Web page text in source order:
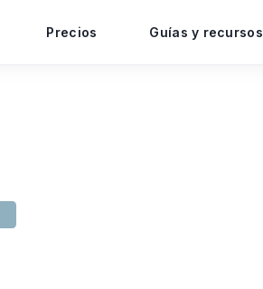
Precios Guías y recursos